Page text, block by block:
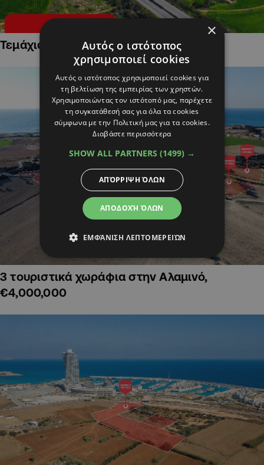
Τεμάχια Γης σε Οικιστικές Περιοχές
3 τουριστικά χωράφια στην Αλαμινό,
€4,000,000
×
Αυτός ο ιστότοπος
χρησιμοποιεί cookies
Αυτός ο ιστότοπος χρησιμοποιεί cookies για
τη βελτίωση της εμπειρίας των χρηστών.
Χρησιμοποιώντας τον ιστότοπό μας, παρέχετε
τη συγκατάθεσή σας για όλα τα cookies
σύμφωνα με την Πολιτική μας για τα cookies.
Διαβάστε περισσότερα
SHOW ALL PARTNERS (1499) →
ΑΠΟΔΟΧΉ ΌΛΩΝ
ΑΠΌΡΡΙΨΗ ΌΛΩΝ
ΕΜΦΆΝΙΣΗ ΛΕΠΤΟΜΕΡΕΙΏΝ